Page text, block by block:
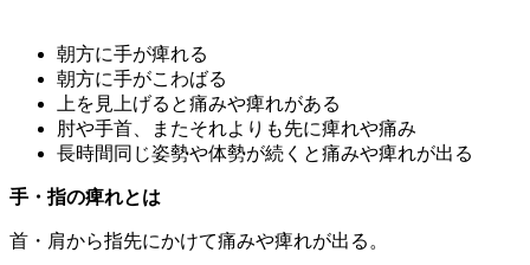
朝方に手が痺れる
朝方に手がこわばる
上を見上げると痛みや痺れがある
肘や手首、またそれよりも先に痺れや痛み
長時間同じ姿勢や体勢が続くと痛みや痺れが出る
手・指の痺れとは
首・肩から指先にかけて痛みや痺れが出る。